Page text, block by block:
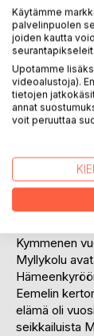
Taataksi
tämän tästä
istuu
ystävällinen
ja Liisan
iloineen ja
päättää
riemastuu ja
pitkän
jäätelöön
Kymmenen
Myllykolu
Eemelin
elämä oli
seikkailuista
Käytämme
palvelinpuolen
joiden kautta
Upotamme
videoalustoja).
tietojen
annat
voit peruuttaa